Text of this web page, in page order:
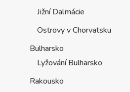
Jižní Dalmácie
Ostrovy v Chorvatsku
Bulharsko
Lyžování Bulharsko
Rakousko